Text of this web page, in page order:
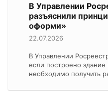
В Управлении
разъяснили
оформи»
22.07.2026
В Управлении
если построено
необходимо получить